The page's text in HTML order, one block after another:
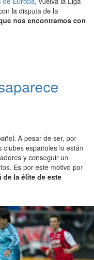
la disputa de la
nos encontramos con
A pesar de ser, por
clubes españoles lo están
y conseguir un
Es por este motivo por
de la élite de este